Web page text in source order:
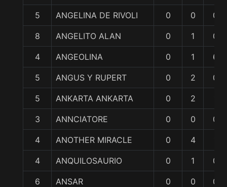
5 ANGELINA DE RIVOLI 0 0 0
8 ANGELITO ALAN 0 1 0
4 ANGEOLINA 0 1 6
5 ANGUS Y RUPERT 0 2 0
5 ANKARTA ANKARTA 0 2
3 ANNCIATORE 0 0 0
4 ANOTHER MIRACLE 0 4
4 ANQUILOSAURIO 0 1 0
6 ANSAR 0 0 0